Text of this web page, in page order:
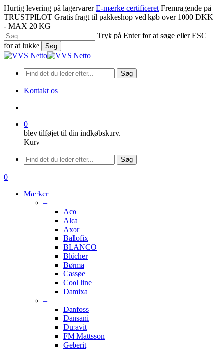
Spring
til
hovedindhold
Hurtig levering på lagervarer E-mærke certificeret Fremragende på
TRUSTPILOT Gratis fragt til pakkeshop ved køb over 1000 DKK
- MAX 20 KG
Tryk på Enter for at søge eller ESC
for at lukke
Søg
Luk
Søg
Kontakt os
0
blev tilføjet til din indkøbskurv.
Kurv
Menu
Søg
søge
0
Mærker
–
Aco
Alca
Axor
Ballofix
BLANCO
Blücher
Børma
Cassøe
Cool line
Damixa
–
Danfoss
Dansani
Duravit
FM Mattsson
Geberit